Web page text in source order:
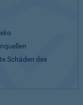
Schäden des